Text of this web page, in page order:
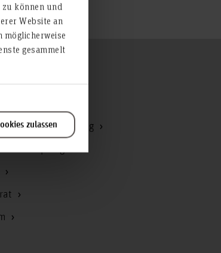
können und
Website an
möglicherweise
gesammelt
zulassen
und Marketing